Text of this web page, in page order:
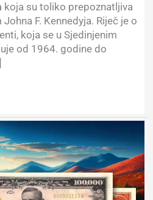
koja su toliko prepoznatljiva
F. Kennedyja. Riječ je o
koja se u Sjedinjenim
od 1964. godine do